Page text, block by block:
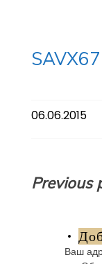
06.06.2015
Previous
Ваш